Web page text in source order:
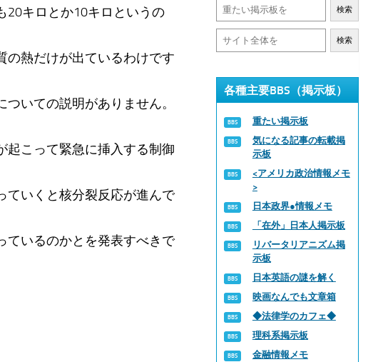
20キロとか10キロというの
の熱だけが出ているわけです
いての説明がありません。
起こって緊急に挿入する制御
ていくと核分裂反応が進んで
ているのかとを発表すべきで
検索
検索
各種主要BBS（掲示板）
重たい掲示板
気になる記事の転載掲
示板
<アメリカ政治情報メモ
>
日本政界●情報メモ
「在外」日本人掲示板
リバータリアニズム掲
示板
日本英語の謎を解く
映画なんでも文章箱
◆法律学のカフェ◆
理科系掲示板
金融情報メモ